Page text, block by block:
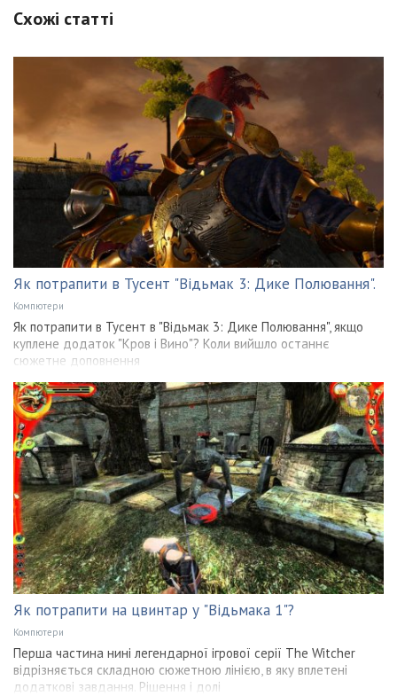
Схожі статті
Як потрапити в Тусент "Відьмак 3: Дике Полювання".
Компютери
Як потрапити в Тусент в "Відьмак 3: Дике Полювання", якщо
куплене додаток "Кров і Вино"? Коли вийшло останнє
сюжетне доповнення
Як потрапити на цвинтар у "Відьмака 1"?
Компютери
Перша частина нині легендарної ігрової серії The Witcher
відрізняється складною сюжетною лінією, в яку вплетені
додаткові завдання. Рішення і долі